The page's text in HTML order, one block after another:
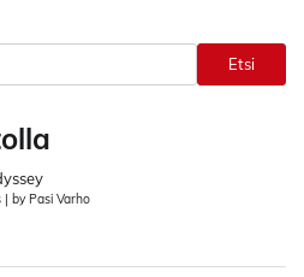
Etsi
| by Pasi Varho